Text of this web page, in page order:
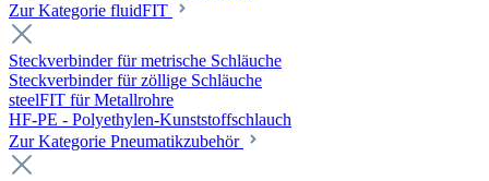
Zur Kategorie fluidFIT
Steckverbinder für metrische Schläuche
Steckverbinder für zöllige Schläuche
steelFIT für Metallrohre
HF-PE - Polyethylen-Kunststoffschlauch
Zur Kategorie Pneumatikzubehör